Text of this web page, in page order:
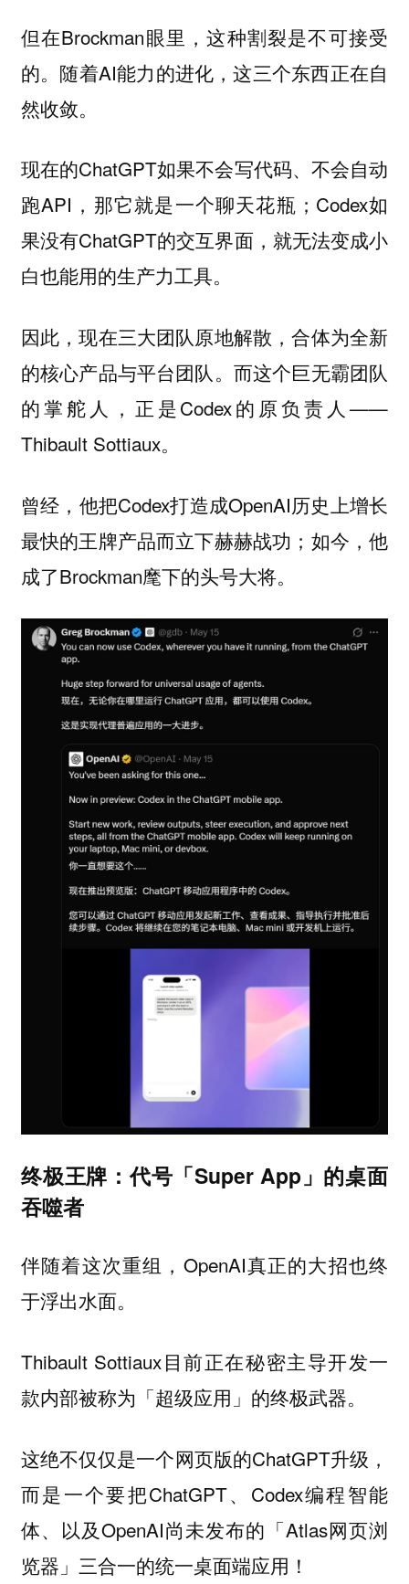
但在Brockman眼里，这种割裂是不可接受
的。随着AI能力的进化，这三个东西正在自
然收敛。
现在的ChatGPT如果不会写代码、不会自动
跑API，那它就是一个聊天花瓶；Codex如
果没有ChatGPT的交互界面，就无法变成小
白也能用的生产力工具。
因此，现在三大团队原地解散，合体为全新
的核心产品与平台团队。而这个巨无霸团队
的掌舵人，正是Codex的原负责人——
Thibault Sottiaux。
曾经，他把Codex打造成OpenAI历史上增长
最快的王牌产品而立下赫赫战功；如今，他
成了Brockman麾下的头号大将。
终极王牌：代号「Super App」的桌面
吞噬者
伴随着这次重组，OpenAI真正的大招也终
于浮出水面。
Thibault Sottiaux目前正在秘密主导开发一
款内部被称为「超级应用」的终极武器。
这绝不仅仅是一个网页版的ChatGPT升级，
而是一个要把ChatGPT、Codex编程智能
体、以及OpenAI尚未发布的「Atlas网页浏
览器」三合一的统一桌面端应用！